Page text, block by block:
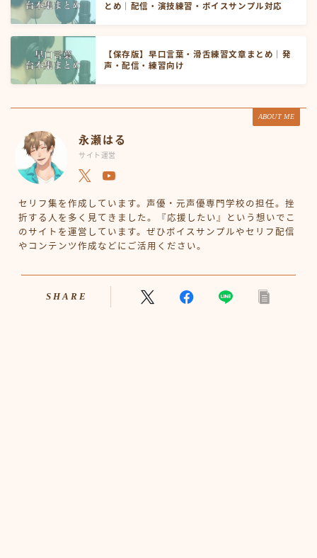
とめ｜配信・演技練習・ボイスサンプル対応
【保存版】早口言葉・滑舌練習文章まとめ｜発
声・配信・練習向け
ABOUT ME
永瀬はる
サイト運営
セリフ集を作成しています。声優・元声優専門学校の担任。挫
折する人を多く見てきました。『応援したい』という想いでこ
のサイトを運営しています。ぜひボイスサンプルやセリフ配信
やコンテンツ作成などにご活用ください。
SHARE